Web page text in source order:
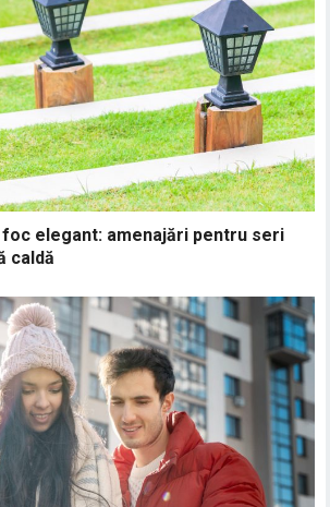
elegant: amenajări pentru seri
caldă